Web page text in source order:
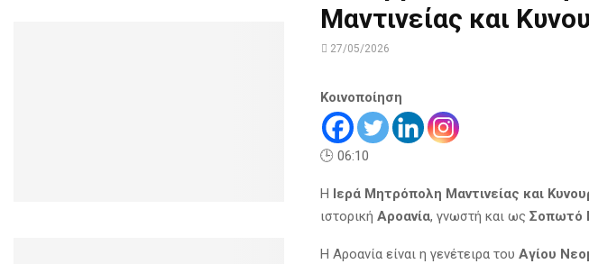
Μαντινείας και
27/05/2026
Κοινοποίηση
🕒 06:10
Η Ιερά Μητρόπολη Μαντινείας και
ιστορική Αροανία, γνωστή και ως Σοπωτό
Η Αροανία είναι η γενέτειρα του Αγίου